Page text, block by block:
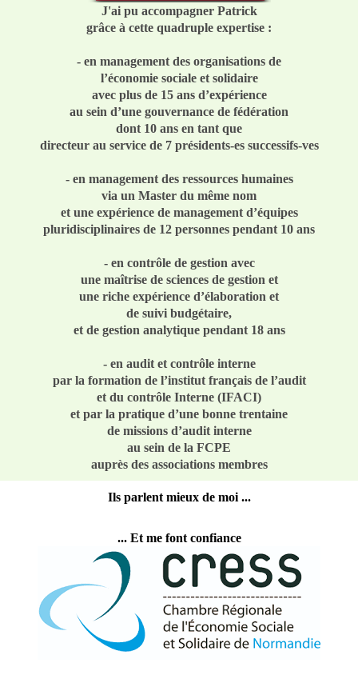
J'ai pu accompagner Patrick
grâce à cette quadruple expertise :
- en management des organisations de
l’économie sociale et solidaire
avec plus de 15 ans d’expérience
au sein d’une gouvernance de fédération
dont 10 ans en tant que
directeur au service de 7 présidents-es successifs-ves
- en management des ressources humaines
via un Master du même nom
et une expérience de management d’équipes
pluridisciplinaires de 12 personnes pendant 10 ans
- en contrôle de gestion avec
une maîtrise de sciences de gestion et
une riche expérience d’élaboration et
de suivi budgétaire,
et de gestion analytique pendant 18 ans
- en audit et contrôle interne
par la formation de l’institut français de l’audit
et du contrôle Interne (IFACI)
et par la pratique d’une bonne trentaine
de missions d’audit interne
au sein de la FCPE
auprès des associations membres
Ils parlent mieux de moi ...
... Et me font confiance